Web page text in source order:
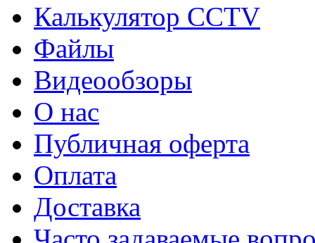
Калькулятор CCTV
Файлы
Видеообзоры
О нас
Публичная оферта
Оплата
Доставка